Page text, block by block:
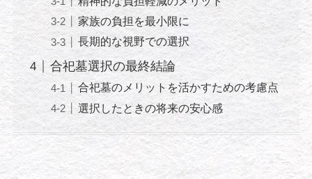
家族の負担を最小限に
長期的な視野での選択
合祀墓選択の最終結論
合祀墓のメリットを活かすための考慮点
選択したときの将来の安心感